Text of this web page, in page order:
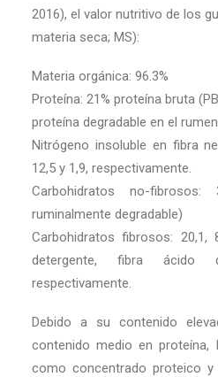
2016), el valor nutritivo de los
materia seca; MS):
Materia orgánica: 96.3%
Proteína: 21% proteína bruta
proteína degradable en el
Nitrógeno insoluble en fibra
12,5 y 1,9, respectivamente.
Carbohidratos no-fibrosos:
ruminalmente degradable)
Carbohidratos fibrosos: 20,1,
detergente, fibra ácido
respectivamente.
Debido a su contenido
contenido medio en proteína,
como concentrado proteico